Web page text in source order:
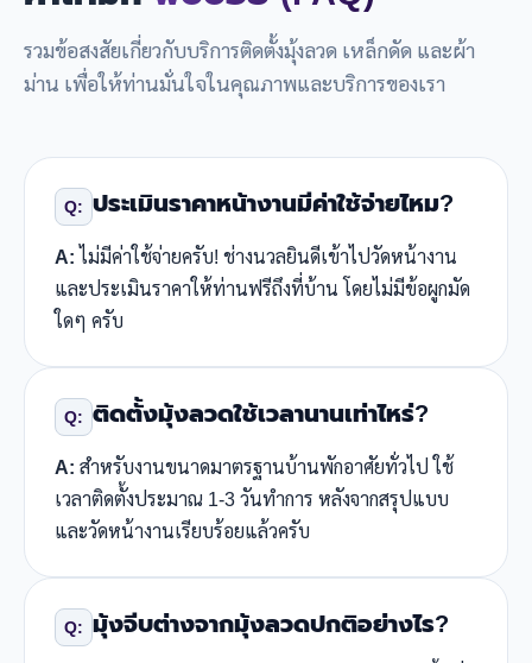
รวมข้อสงสัยเกี่ยวกับบริการติดตั้งมุ้งลวด เหล็กดัด และผ้า
ม่าน เพื่อให้ท่านมั่นใจในคุณภาพและบริการของเรา
Q: ประเมินราคาหน้างานมีค่าใช้จ่ายไหม?
A:ไม่มีค่าใช้จ่ายครับ! ช่างนวลยินดีเข้าไปวัดหน้างาน
และประเมินราคาให้ท่านฟรีถึงที่บ้าน โดยไม่มีข้อผูกมัด
ใดๆ ครับ
Q: ติดตั้งมุ้งลวดใช้เวลานานเท่าไหร่?
A: สำหรับงานขนาดมาตรฐานบ้านพักอาศัยทั่วไป ใช้
เวลาติดตั้งประมาณ 1-3 วันทำการ หลังจากสรุปแบบ
และวัดหน้างานเรียบร้อยแล้วครับ
Q: มุ้งจีบต่างจากมุ้งลวดปกติอย่างไร?